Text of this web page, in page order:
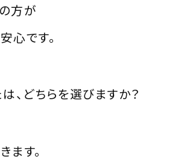
方が
心です。
、どちらを選びますか？
ます。